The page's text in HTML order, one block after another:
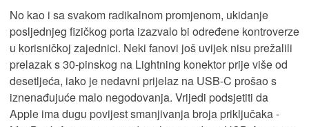
No kao i sa svakom radikalnom promjenom, ukidanje
posljednjeg fizičkog porta izazvalo bi određene kontroverze
u korisničkoj zajednici. Neki fanovi još uvijek nisu prežalili
prelazak s 30-pinskog na Lightning konektor prije više od
desetljeća, iako je nedavni prijelaz na USB-C prošao s
iznenađujuće malo negodovanja. Vrijedi podsjetiti da
Apple ima dugu povijest smanjivanja broja priključaka -